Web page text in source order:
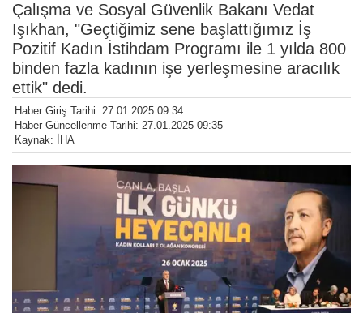
Çalışma ve Sosyal Güvenlik Bakanı Vedat
Işıkhan, "Geçtiğimiz sene başlattığımız İş
Pozitif Kadın İstihdam Programı ile 1 yılda 800
binden fazla kadının işe yerleşmesine aracılık
ettik" dedi.
Haber Giriş Tarihi: 27.01.2025 09:34
Haber Güncellenme Tarihi: 27.01.2025 09:35
Kaynak: İHA